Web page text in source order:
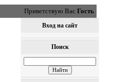
Приветствую Вас Гость
Вход на сайт
Поиск